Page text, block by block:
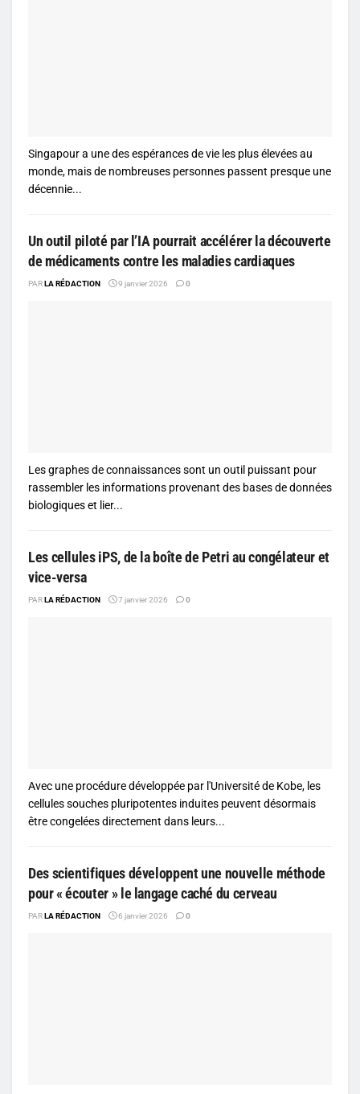
Singapour a une des espérances de vie les plus élevées au
monde, mais de nombreuses personnes passent presque une
décennie...
Un outil piloté par l’IA pourrait accélérer la découverte
de médicaments contre les maladies cardiaques
PARLA RÉDACTION 9 janvier 2026 0
Les graphes de connaissances sont un outil puissant pour
rassembler les informations provenant des bases de données
biologiques et lier...
Les cellules iPS, de la boîte de Petri au congélateur et
vice-versa
PARLA RÉDACTION 7 janvier 2026 0
Avec une procédure développée par l'Université de Kobe, les
cellules souches pluripotentes induites peuvent désormais
être congelées directement dans leurs...
Des scientifiques développent une nouvelle méthode
pour « écouter » le langage caché du cerveau
PARLA RÉDACTION 6 janvier 2026 0